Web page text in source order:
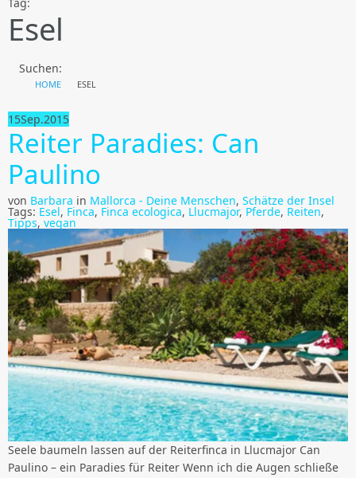
Esel
Suchen:
HOME ESEL
15Sep.2015
Reiter Paradies: Can
Paulino
von Barbara in Mallorca - Deine Menschen, Schätze der Insel
Tags: Esel, Finca, Finca ecologica, Llucmajor, Pferde, Reiten,
Tipps, vegan
Seele baumeln lassen auf der Reiterfinca in Llucmajor Can
Paulino – ein Paradies für Reiter Wenn ich die Augen schließe